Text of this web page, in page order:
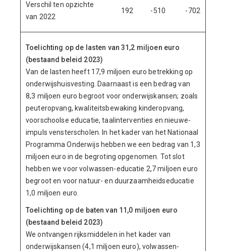
Verschil ten opzichte
van 2022
192 -510 -702
Toelichting op de lasten van 31,2 miljoen euro
(bestaand beleid 2023)
Van de lasten heeft 17,9 miljoen euro betrekking op
onderwijshuisvesting. Daarnaast is een bedrag van
8,3 miljoen euro begroot voor onderwijskansen; zoals
peuteropvang, kwaliteitsbewaking kinderopvang,
voorschoolse educatie, taalinterventies en nieuwe-
impuls vensterscholen. In het kader van het Nationaal
Programma Onderwijs hebben we een bedrag van 1,3
miljoen euro in de begroting opgenomen. Tot slot
hebben we voor volwassen-educatie 2,7 miljoen euro
begroot en voor natuur- en duurzaamheidseducatie
1,0 miljoen euro.
Toelichting op de baten van 11,0 miljoen euro
(bestaand beleid 2023)
We ontvangen rijksmiddelen in het kader van
onderwijskansen (4,1 miljoen euro), volwassen-